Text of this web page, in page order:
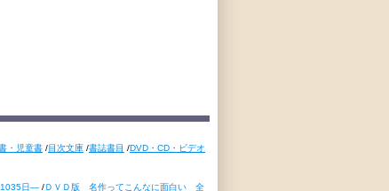
・児童書 /目次文庫 /書誌書目 /DVD・CD・ビデオ
1035日― /ＤＶＤ版 名作ってこんなに面白い 全